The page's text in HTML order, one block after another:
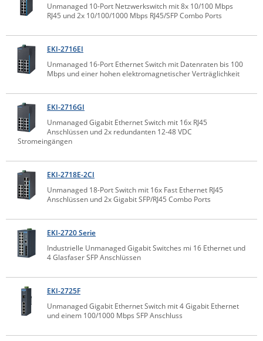
Gude
High Sec Labs
HW group
IEC Lock
Ihse
Kerlink
Kramer Electronics
KVM TEC
Legrand
LigoWave
Milesight
Moxa
Panorama Antennas
PatchSee
Unmanaged 10-Port Netzwerkswitch mit 8x 10/100 Mbps
RJ45 und 2x 10/100/1000 Mbps RJ45/SFP Combo Ports
EKI-2716EI
Unmanaged 16-Port Ethernet Switch mit Datenraten bis 100
Mbps und einer hohen elektromagnetischer Verträglichkeit
EKI-2716GI
Unmanaged Gigabit Ethernet Switch mit 16x RJ45
Anschlüssen und 2x redundanten 12-48 VDC
Stromeingängen
EKI-2718E-2CI
Unmanaged 18-Port Switch mit 16x Fast Ethernet RJ45
Anschlüssen und 2x Gigabit SFP/RJ45 Combo Ports
EKI-2720 Serie
Industrielle Unmanaged Gigabit Switches mi 16 Ethernet und
4 Glasfaser SFP Anschlüssen
EKI-2725F
Unmanaged Gigabit Ethernet Switch mit 4 Gigabit Ethernet
und einem 100/1000 Mbps SFP Anschluss